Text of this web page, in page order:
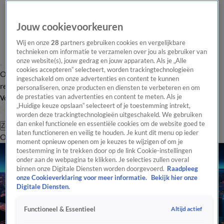
Overzicht Laatste nieuws Regionieuws Het beste van Hart
Tip de
redactie
Volg Hart van Nederland
Zoeken
OverzichtRegioUitzendingenWeerTip de redactiePanelVideo's
Jouw cookievoorkeuren
Wij en onze28 partners gebruiken cookies en vergelijkbare
technieken om informatie te verzamelen over jou als gebruiker van
onze website(s), jouw gedrag en jouw apparaten. Als je „Alle
cookies accepteren” selecteert, worden trackingtechnologieën
ingeschakeld om onze advertenties en content te kunnen
personaliseren, onze producten en diensten te verbeteren en om
de prestaties van advertenties en content te meten. Als je
„Huidige keuze opslaan” selecteert of je toestemming intrekt,
worden deze trackingtechnologieën uitgeschakeld. We gebruiken
dan enkel functionele en essentiële cookies om de website goed te
laten functioneren en veilig te houden. Je kunt dit menu op ieder
moment opnieuw openen om je keuzes te wijzigen of om je
toestemming in te trekken door op de link Cookie-instellingen
onder aan de webpagina te klikken. Je selecties zullen overal
binnen onze Digitale Diensten worden doorgevoerd. Raadpleeg
onze Cookieverklaring voor meer informatie.
Bekijk hier onze
Digitale Diensten.
Functioneel & Essentieel Altijd actief